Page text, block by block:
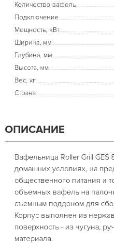
Количество вафель
Подключение
Мощность, кВт
Ширина, мм
Глубина, мм
Высота, мм
Вес, кг
Страна
ОПИСАНИЕ
Вафельница Roller Grill GES
домашних условиях, на
общественного питания и
объемных вафель на
съемным поддоном для
Корпус выполнен из
поверхность - из чугуна,
материала.